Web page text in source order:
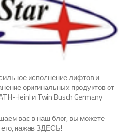
исполнение лифтов и
оригинальных продуктов от
Heinl и Twin Busch Germany
вас в наш блог, вы можете
нажавЗДЕСЬ!